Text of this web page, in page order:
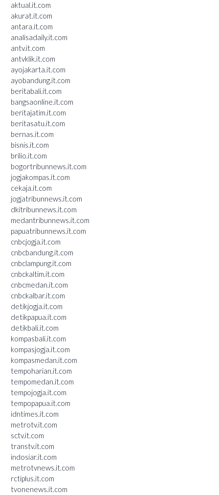
aktual.it.com
akurat.it.com
antara.it.com
analisadaily.it.com
antv.it.com
antvklik.it.com
ayojakarta.it.com
ayobandung.it.com
beritabali.it.com
bangsaonline.it.com
beritajatim.it.com
beritasatu.it.com
bernas.it.com
bisnis.it.com
brilio.it.com
bogortribunnews.it.com
jogjakompas.it.com
cekaja.it.com
jogjatribunnews.it.com
dkitribunnews.it.com
medantribunnews.it.com
papuatribunnews.it.com
cnbcjogja.it.com
cnbcbandung.it.com
cnbclampung.it.com
cnbckaltim.it.com
cnbcmedan.it.com
cnbckalbar.it.com
detikjogja.it.com
detikpapua.it.com
detikbali.it.com
kompasbali.it.com
kompasjogja.it.com
kompasmedan.it.com
tempoharian.it.com
tempomedan.it.com
tempojogja.it.com
tempopapua.it.com
idntimes.it.com
metrotv.it.com
sctv.it.com
transtv.it.com
indosiar.it.com
metrotvnews.it.com
rctiplus.it.com
tvonenews.it.com